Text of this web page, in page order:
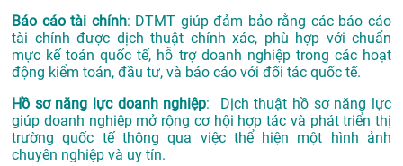
Báo cáo tài chính: DTMT giúp đảm bảo rằng các báo cáo
tài chính được dịch thuật chính xác, phù hợp với chuẩn
mực kế toán quốc tế, hỗ trợ doanh nghiệp trong các hoạt
động kiểm toán, đầu tư, và báo cáo với đối tác quốc tế.
Hồ sơ năng lực doanh nghiệp: Dịch thuật hồ sơ năng lực
giúp doanh nghiệp mở rộng cơ hội hợp tác và phát triển thị
trường quốc tế thông qua việc thể hiện một hình ảnh
chuyên nghiệp và uy tín.